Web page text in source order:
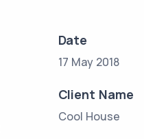
Date
17 May 2018
Client Name
Cool House